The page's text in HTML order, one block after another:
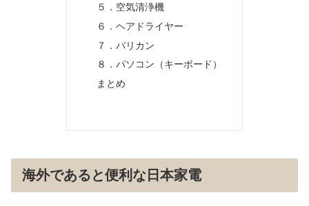
５．空気清浄機
６．ヘアドライヤー
７．バリカン
８．パソコン（キーボード）
まとめ
海外であると便利な日本家電